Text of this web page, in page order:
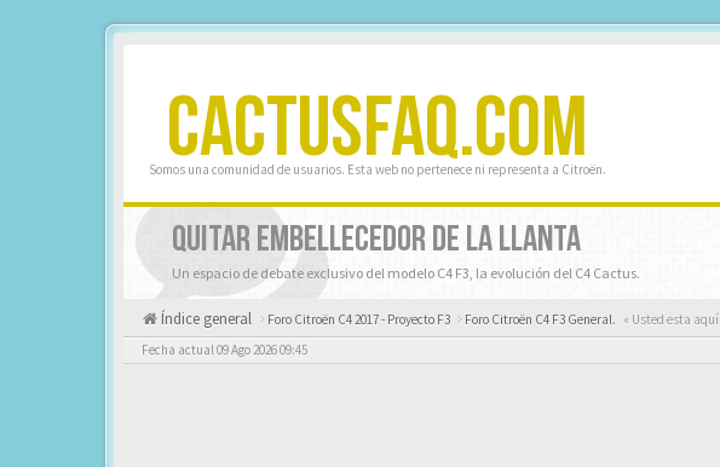
CACTUSFAQ.COM
Somos una comunidad de usuarios. Esta web no pertenece ni representa a Citroën.
QUITAR EMBELLECEDOR DE LA LLANTA
Un espacio de debate exclusivo del modelo C4 F3, la evolución del C4 Cactus.
Índice general Foro Citroën C4 2017 - Proyecto F3 Foro Citroën C4 F3 General. « Usted esta aquí
Fecha actual 09 Ago 2026 09:45